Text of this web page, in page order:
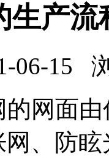
生产流
06-15
的网面
网、防